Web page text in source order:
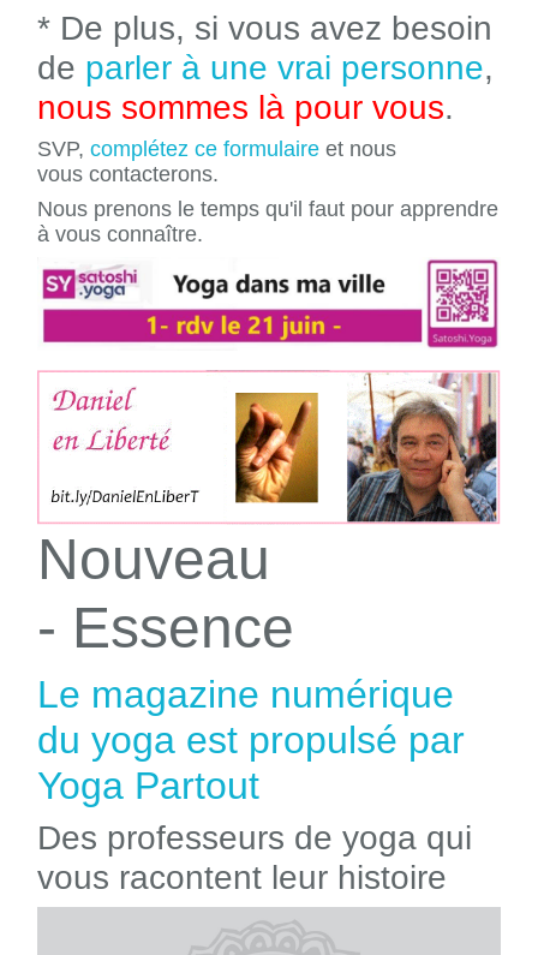
* De plus, si vous avez besoin
de parler à une vrai personne,
nous sommes là pour vous.
SVP, complétez ce formulaire et nous
vous contacterons.
Nous prenons le temps qu'il faut pour apprendre
à vous connaître.
Nouveau
- Essence
Le magazine numérique
du yoga est propulsé par
Yoga Partout
Des professeurs de yoga qui
vous racontent leur histoire